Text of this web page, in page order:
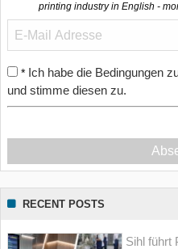
printing industry in English -
* Ich habe die Bedingungen
und stimme diesen zu.
RECENT POSTS
Sihl führt